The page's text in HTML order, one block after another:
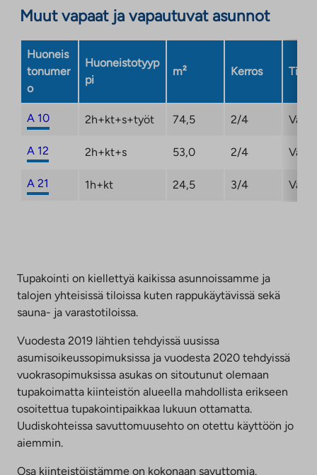
uuteen
Muut vapaat ja vapautuvat asunnot
Huoneis
tonumer
o
Huoneistotyyp
pi
m² Kerros Tila
A 10 2h+kt+s+työt 74,5 2/4
A 12 2h+kt+s 53,0 2/4
A 21 1h+kt 24,5 3/4
Tupakointi on kiellettyä kaikissa asunnoissamme ja
talojen yhteisissä tiloissa kuten rappukäytävissä sekä
sauna- ja varastotiloissa.
Vuodesta 2019 lähtien tehdyissä uusissa
asumisoikeussopimuksissa ja vuodesta 2020 tehdyissä
vuokrasopimuksissa asukas on sitoutunut olemaan
tupakoimatta kiinteistön alueella mahdollista erikseen
osoitettua tupakointipaikkaa lukuun ottamatta.
Uudiskohteissa savuttomuusehto on otettu käyttöön jo
aiemmin.
Osa kiinteistöistämme on kokonaan savuttomia.